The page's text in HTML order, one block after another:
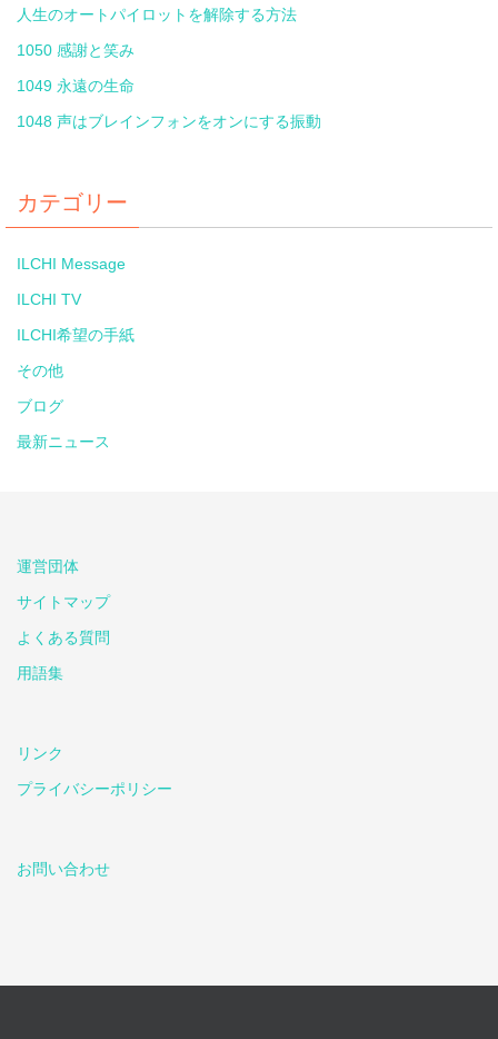
人生のオートパイロットを解除する方法
1050 感謝と笑み
1049 永遠の生命
1048 声はブレインフォンをオンにする振動
カテゴリー
ILCHI Message
ILCHI TV
ILCHI希望の手紙
その他
ブログ
最新ニュース
運営団体
サイトマップ
よくある質問
用語集
リンク
プライバシーポリシー
お問い合わせ